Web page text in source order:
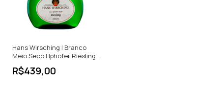
Hans Wirsching | Branco
Meio Seco | Iphöfer Riesling |
Alemanha | 750ml
R$439,00